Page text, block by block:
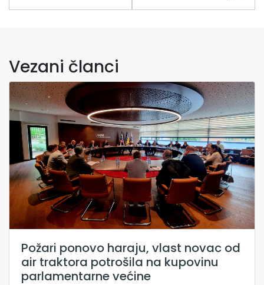
Vezani članci
Požari ponovo haraju, vlast novac od
air traktora potrošila na kupovinu
parlamentarne većine